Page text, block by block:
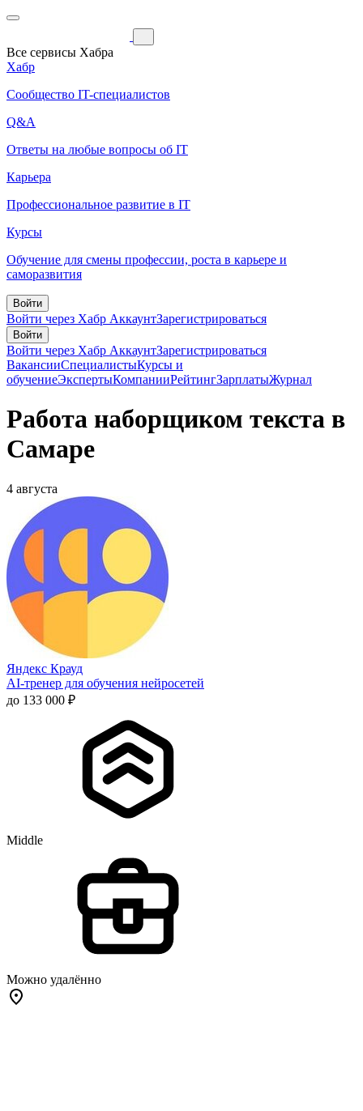
Все сервисы Хабра
Хабр
Сообщество IT-специалистов
Q&A
Ответы на любые вопросы об IT
Карьера
Профессиональное развитие в IT
Курсы
Обучение для смены профессии, роста в карьере и
саморазвития
Войти
Войти через Хабр АккаунтЗарегистрироваться
Войти
Войти через Хабр АккаунтЗарегистрироваться
ВакансииСпециалистыКурсы и
обучениеЭкспертыКомпанииРейтингЗарплатыЖурнал
Работа наборщиком текста в
Самаре
4 августа
Яндекс Крауд
AI-тренер для обучения нейросетей
до 133 000 ₽
Middle
Можно удалённо